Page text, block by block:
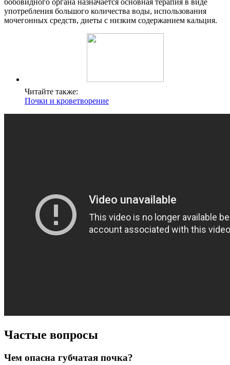
употребления большого количества воды, использования
мочегонных средств, диеты с низким содержанием кальция.
Читайте также:
Почки и кроветворение
Частые вопросы
Чем опасна губчатая почка?